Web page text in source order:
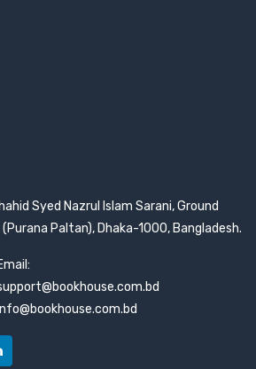
Syed Nazrul Islam Sarani, Ground
Paltan), Dhaka-1000, Bangladesh.